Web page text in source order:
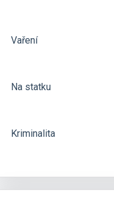
Vaření
Na statku
Kriminalita